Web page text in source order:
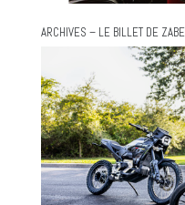
ARCHIVES – LE BILLET DE